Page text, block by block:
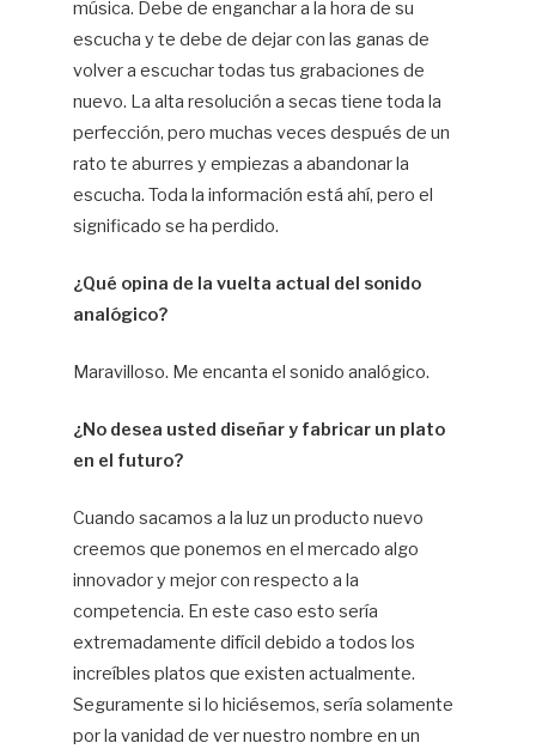
música. Debe de enganchar a la hora de su
escucha y te debe de dejar con las ganas de
volver a escuchar todas tus grabaciones de
nuevo. La alta resolución a secas tiene toda la
perfección, pero muchas veces después de un
rato te aburres y empiezas a abandonar la
escucha. Toda la información está ahí, pero el
significado se ha perdido.
¿Qué opina de la vuelta actual del sonido
analógico?
Maravilloso. Me encanta el sonido analógico.
¿No desea usted diseñar y fabricar un plato
en el futuro?
Cuando sacamos a la luz un producto nuevo
creemos que ponemos en el mercado algo
innovador y mejor con respecto a la
competencia. En este caso esto sería
extremadamente difícil debido a todos los
increíbles platos que existen actualmente.
Seguramente si lo hiciésemos, sería solamente
por la vanidad de ver nuestro nombre en un